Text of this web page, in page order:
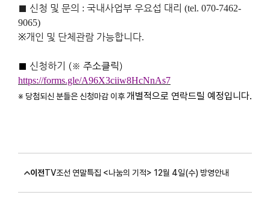
■ 신청 및 문의 : 국내사업부 우요섭 대리 (tel. 070-7462-
9065)
※개인 및 단체관람 가능합니다.
■ 신청하기 (※ 주소클릭)
https://forms.gle/A96X3ciiw8HcNnAs7
※ 당첨되신 분들은 신청마감 이후개별적으로 연락드릴 예정입니다.
이전TV조선 연말특집 <나눔의 기적> 12월 4일(수) 방영안내